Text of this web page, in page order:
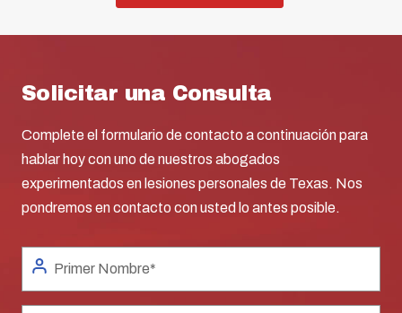
Solicitar una Consulta
Complete el formulario de contacto a continuación para
hablar hoy con uno de nuestros abogados
experimentados en lesiones personales de Texas. Nos
pondremos en contacto con usted lo antes posible.